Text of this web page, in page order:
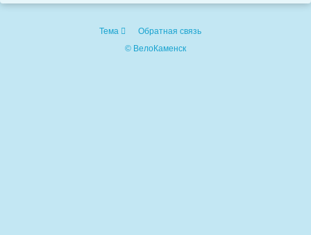
Тема
Обратная связь
© ВелоКаменск